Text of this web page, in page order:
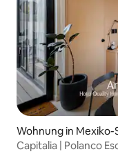
Wohnung in Mexiko-
Capitalia | Polanco